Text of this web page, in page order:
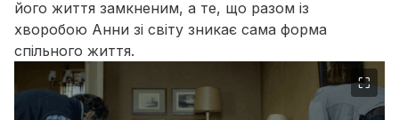
його життя замкненим, а те, що разом із
хворобою Анни зі світу зникає сама форма
спільного життя.
⛶